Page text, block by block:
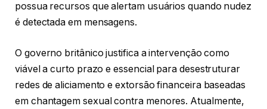
possua recursos que alertam usuários quando nudez
é detectada em mensagens.
O governo britânico justifica a intervenção como
viável a curto prazo e essencial para desestruturar
redes de aliciamento e extorsão financeira baseadas
em chantagem sexual contra menores. Atualmente,